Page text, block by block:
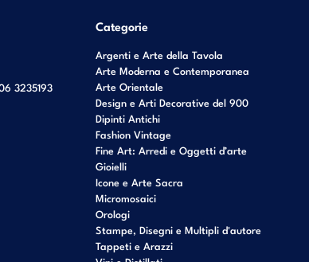
3235193
Categorie
Argenti e Arte della Tavola
Arte Moderna e Contemporanea
Arte Orientale
Design e Arti Decorative del 900
Dipinti Antichi
Fashion Vintage
Fine Art: Arredi e Oggetti d’arte
Gioielli
Icone e Arte Sacra
Micromosaici
Orologi
Stampe, Disegni e Multipli d'autore
Tappeti e Arazzi